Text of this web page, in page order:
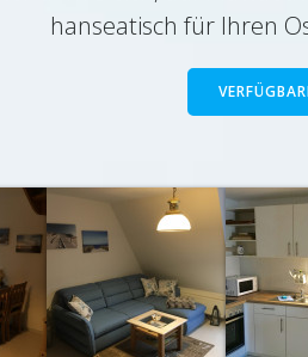
hanseatisch für Ihren